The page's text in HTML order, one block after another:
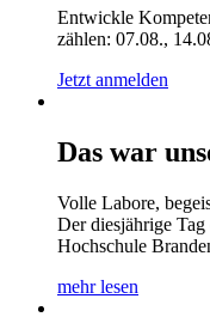
Entwickle
zählen: 07.08.,
Jetzt anmelden
Das war
Volle Labore,
Der diesjährige
Hochschule
mehr lesen